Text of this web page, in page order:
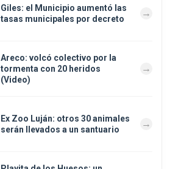
Giles: el Municipio aumentó las
tasas municipales por decreto
Areco: volcó colectivo por la
tormenta con 20 heridos
(Video)
Ex Zoo Luján: otros 30 animales
serán llevados a un santuario